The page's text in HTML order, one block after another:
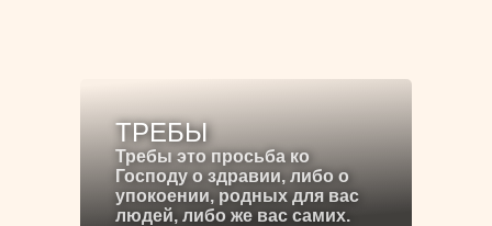
ТРЕБЫ
Требы это просьба ко
Господу о здравии, либо о
упокоении, родных для вас
людей, либо же вас самих.